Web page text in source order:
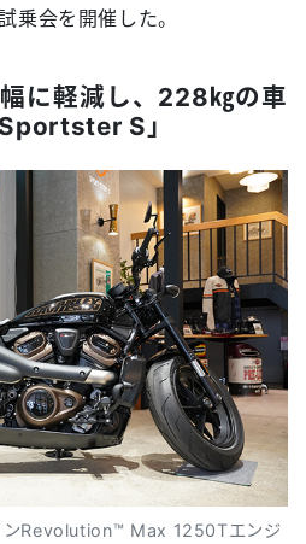
乗会を開催した。
に軽減し、228㎏の車
S」
ンRevolution™ Max 1250Tエンジ